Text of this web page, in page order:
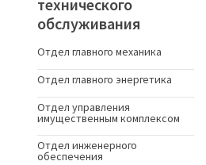
технического
обслуживания
Отдел главного механика
Отдел главного энергетика
Отдел управления
имущественным комплексом
Отдел инженерного
обеспечения